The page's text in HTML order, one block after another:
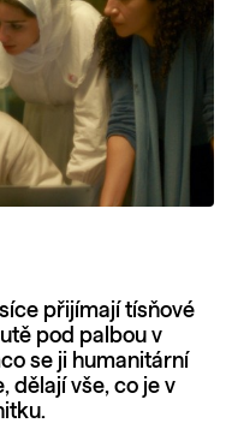
přijímají tísňové
pod palbou v
se ji humanitární
dělají vše, co je v